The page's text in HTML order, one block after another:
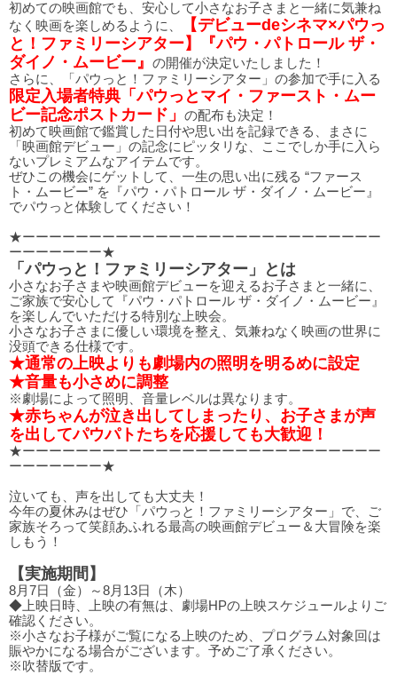
初めての映画館でも、安心して小さなお子さまと一緒に気兼ね
なく映画を楽しめるように、
【デビューdeシネマ×パウっ
と！ファミリーシアター】『パウ・パトロール ザ・
ダイノ・ムービー』
の開催が決定いたしました！
さらに、「パウっと！ファミリーシアター」の参加で手に入る
限定入場者特典「パウっとマイ・ファースト・ムー
ビー記念ポストカード」
の配布も決定！
初めて映画館で鑑賞した日付や思い出を記録できる、まさに
「映画館デビュー」の記念にピッタリな、ここでしか手に入ら
ないプレミアムなアイテムです。
ぜひこの機会にゲットして、一生の思い出に残る “ファース
ト・ムービー” を『パウ・パトロール ザ・ダイノ・ムービー』
でパウっと体験してください！
★ーーーーーーーーーーーーーーーーーーーーーーーーーーー
ーーーーーーー★
「パウっと！ファミリーシアター」とは
小さなお子さまや映画館デビューを迎えるお子さまと一緒に、
ご家族で安心して『パウ・パトロール ザ・ダイノ・ムービー』
を楽しんでいただける特別な上映会。
小さなお子さまに優しい環境を整え、気兼ねなく映画の世界に
没頭できる仕様です。
★通常の上映よりも劇場内の照明を明るめに設定
★音量も小さめに調整
※劇場によって照明、音量レベルは異なります。
★赤ちゃんが泣き出してしまったり、お子さまが声
を出してパウパトたちを応援しても大歓迎！
★ーーーーーーーーーーーーーーーーーーーーーーーーーーー
ーーーーーーー★
泣いても、声を出しても大丈夫！
今年の夏休みはぜひ「パウっと！ファミリーシアター」で、ご
家族そろって笑顔あふれる最高の映画館デビュー＆大冒険を楽
しもう！
【実施期間】
8月7日（金）～8月13日（木）
◆上映日時、上映の有無は、劇場HPの上映スケジュールよりご
確認ください。
※小さなお子様がご覧になる上映のため、プログラム対象回は
賑やかになる場合がございます。予めご了承ください。
※吹替版です。